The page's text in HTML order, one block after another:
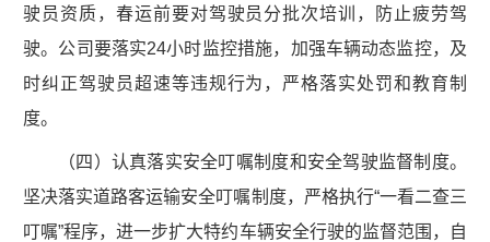
驶员资质，春运前要对驾驶员分批次培训，防止疲劳驾
驶。公司要落实24小时监控措施，加强车辆动态监控，及
时纠正驾驶员超速等违规行为，严格落实处罚和教育制
度。
（四）认真落实安全叮嘱制度和安全驾驶监督制度。
坚决落实道路客运输安全叮嘱制度，严格执行“一看二查三
叮嘱”程序，进一步扩大特约车辆安全行驶的监督范围，自